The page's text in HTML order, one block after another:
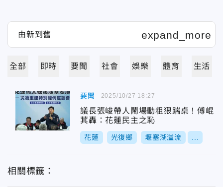
全部 即時 要聞 社會 娛樂 體育 生活
要聞
議長張峻帶人鬧場動粗狠踹桌！傅崐
萁轟：花蓮民主之恥
花蓮 光復鄉 堰塞湖溢流
2025/10/27 18:27
相關標籤：